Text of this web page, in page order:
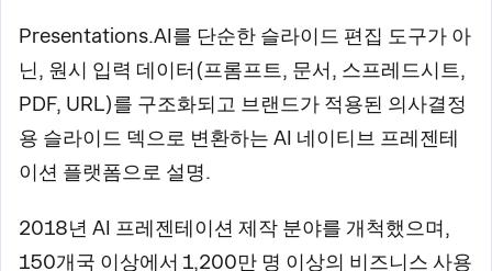
Presentations.AI를 단순한 슬라이드 편집 도구가 아
닌, 원시 입력 데이터(프롬프트, 문서, 스프레드시트,
PDF, URL)를 구조화되고 브랜드가 적용된 의사결정
용 슬라이드 덱으로 변환하는 AI 네이티브 프레젠테
이션 플랫폼으로 설명.
2018년 AI 프레젠테이션 제작 분야를 개척했으며,
150개국 이상에서 1,200만 명 이상의 비즈니스 사용